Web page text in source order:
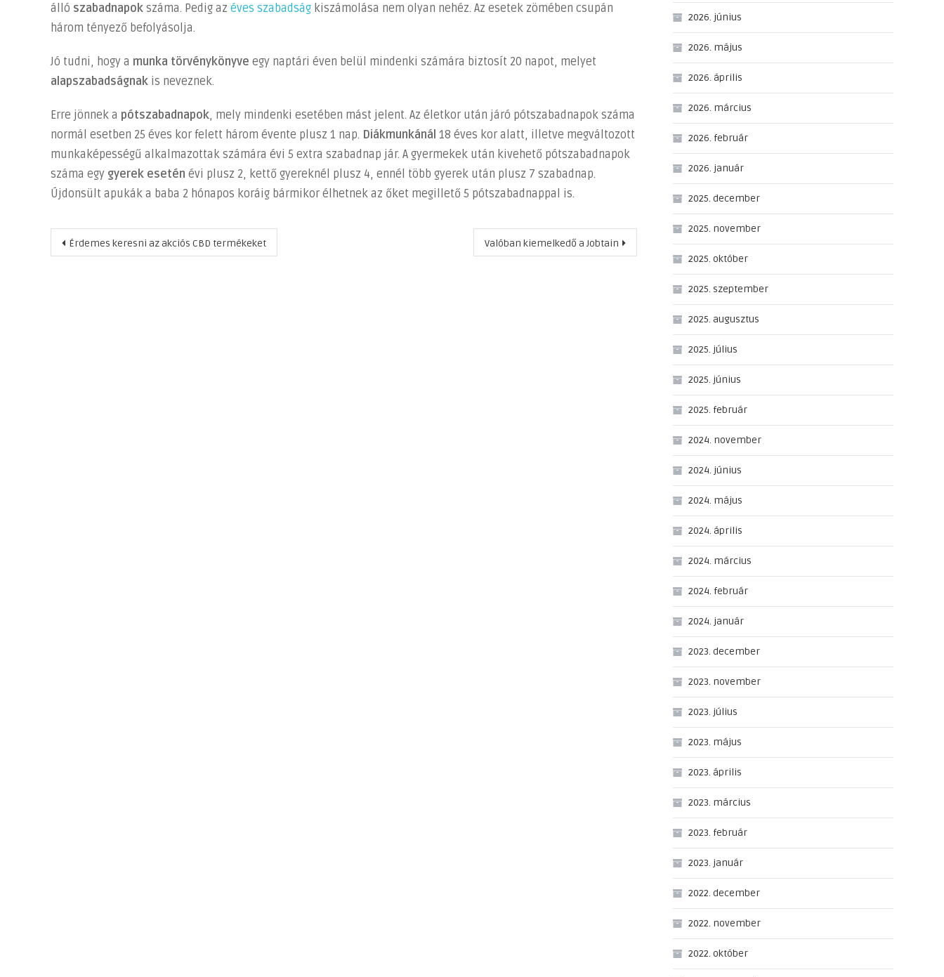
szabadságod
bejegyzéshez
álló szabadnapok száma. Pedig az éves szabadság kiszámolása nem olyan nehéz. Az esetek zömében csupán
három tényező befolyásolja.
Jó tudni, hogy a munka törvénykönyve egy naptári éven belül mindenki számára biztosít 20 napot, melyet
alapszabadságnak is neveznek.
Erre jönnek a pótszabadnapok, mely mindenki esetében mást jelent. Az életkor után járó pótszabadnapok száma
normál esetben 25 éves kor felett három évente plusz 1 nap. Diákmunkánál 18 éves kor alatt, illetve megváltozott
munkaképességű alkalmazottak számára évi 5 extra szabadnap jár. A gyermekek után kivehető pótszabadnapok
száma egy gyerek esetén évi plusz 2, kettő gyereknél plusz 4, ennél több gyerek után plusz 7 szabadnap.
Újdonsült apukák a baba 2 hónapos koráig bármikor élhetnek az őket megillető 5 pótszabadnappal is.
Bejegyzés
Érdemes keresni az akciós CBD termékeket Valóban kiemelkedő a Jobtain
2026. június
2026. május
2026. április
2026. március
2026. február
2026. január
2025. december
2025. november
2025. október
2025. szeptember
2025. augusztus
2025. július
2025. június
2025. február
2024. november
2024. június
2024. május
2024. április
2024. március
2024. február
2024. január
2023. december
2023. november
2023. július
2023. május
2023. április
2023. március
2023. február
2023. január
2022. december
2022. november
2022. október